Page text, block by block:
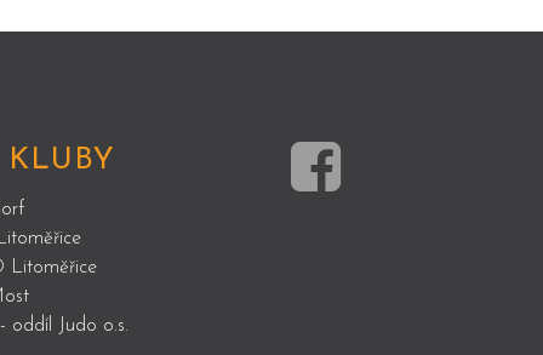
Litoměřice
oddíl Judo o.s.